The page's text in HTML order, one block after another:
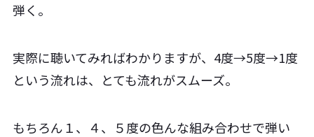
弾く。
実際に聴いてみればわかりますが、4度→5度→1度
という流れは、とても流れがスムーズ。
もちろん１、４、５度の色んな組み合わせで弾い